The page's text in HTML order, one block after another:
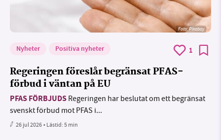
Foto:Pixabay
Nyheter Positiva nyheter 1
Regeringen föreslår begränsat PFAS-
förbud i väntan på EU
PFAS FÖRBJUDS Regeringen har beslutat om ett begränsat
svenskt förbud mot PFAS i...
26 jul 2026• Lästid:5 min